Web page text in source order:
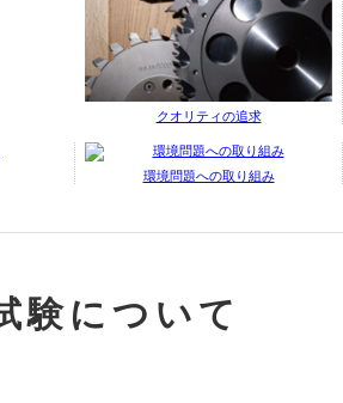
クオリティの追求
環境問題への取り組み
験について